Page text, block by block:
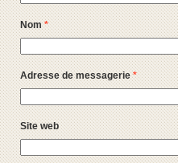
Nom*
Adresse de messagerie*
Site web